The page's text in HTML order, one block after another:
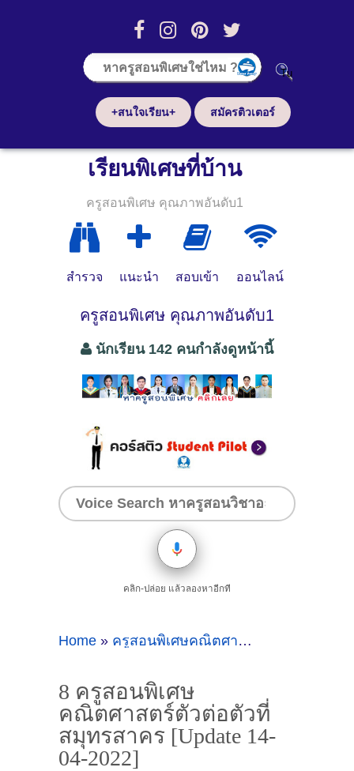
+สนใจเรียน+ สมัครติวเตอร์
เรียนพิเศษที่บ้าน
ครูสอนพิเศษ คุณภาพอันดับ1
สำรวจ แนะนำ สอบเข้า ออนไลน์
ครูสอนพิเศษ คุณภาพอันดับ1
นักเรียน 142 คนกำลังดูหน้านี้
คลิก-ปล่อย แล้วลองหาอีกที
Home » ครูสอนพิเศษคณิตศาสตร์ตัวต่อตัวที่สมุทรสาคร
8 ครูสอนพิเศษ
คณิตศาสตร์ตัวต่อตัวที่
สมุทรสาคร [Update 14-
04-2022]